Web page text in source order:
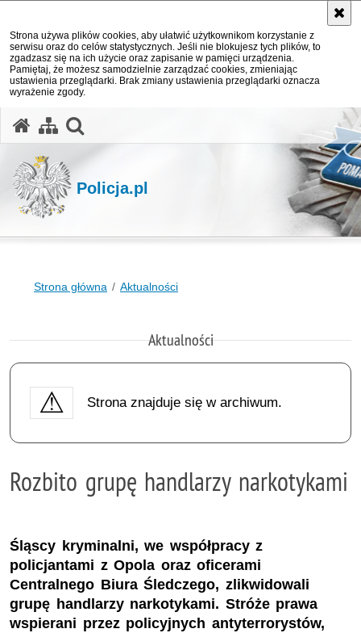
Strona używa plików cookies, aby ułatwić użytkownikom korzystanie z
serwisu oraz do celów statystycznych. Jeśli nie blokujesz tych plików, to
zgadzasz się na ich użycie oraz zapisanie w pamięci urządzenia.
Pamiętaj, że możesz samodzielnie zarządzać cookies, zmieniając
ustawienia przeglądarki. Brak zmiany ustawienia przeglądarki oznacza
wyrażenie zgody.
Policja.pl
Strona główna Aktualności
Aktualności
Strona znajduje się w archiwum.
Rozbito grupę handlarzy narkotykami
Śląscy kryminalni, we współpracy z
policjantami z Opola oraz oficerami
Centralnego Biura Śledczego, zlikwidowali
grupę handlarzy narkotykami. Stróże prawa
wspierani przez policyjnych antyterrorystów,